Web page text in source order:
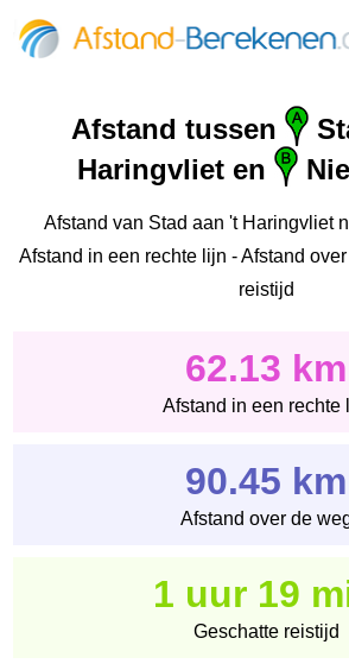
Afstand tussen
Haringvliet en
Afstand van Stad aan 't Haringvliet
Afstand in een rechte lijn - Afstand
reistijd
62.13 km
Afstand in een rechte
90.45 km
Afstand over de
1 uur 19
Geschatte reistijd